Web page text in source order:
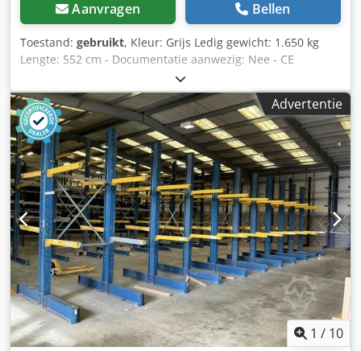
Aanvragen Bellen
Toestand: gebruikt, Kleur: Grijs Ledig gewicht: 1.650 kg
Lengte: 552 cm - Documentatie aanwezig: Nee - CE
certificaat aanwezig: Nee - Soort stelling: Dubbel - Aantal
staanders [st.]: 11 - Aantal liggers [st.]: 66 -
Draagvermogen per staander totaal [kg]: 6000 -
Draagvermogen per ligger [kg]: 1000 - Arm lengte [mm]:
1220 - Hoogte staander [mm]: 5520 - Lengte voet [mm]:
1220 - Breedte tussen staanders [mm]: 1500 -
Transportgewicht [kg]: 1650kg Dsdpfoza Tc Dsx Abljck
Financiële informatie BTW: De getoonde prijs is exclusief
BTW BTW/marge: BTW verrekenbaar voor ondernemers
Levering en inruil altijd mogelijk van alles in de industriële
sectoren Tess van den Boom
Advertentie
1 / 10